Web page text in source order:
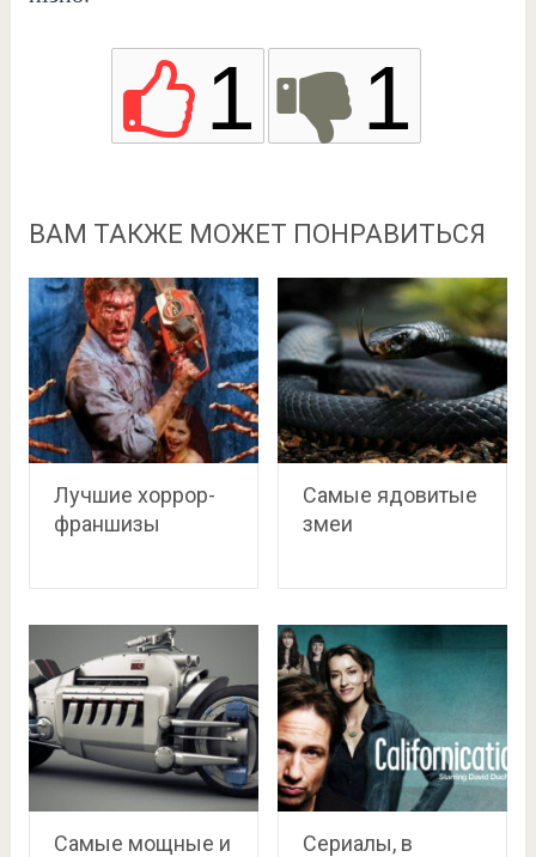
1 1
ВАМ ТАКЖЕ МОЖЕТ ПОНРАВИТЬСЯ
Лучшие хоррор-
франшизы
Самые ядовитые
змеи
Самые мощные и
Сериалы, в